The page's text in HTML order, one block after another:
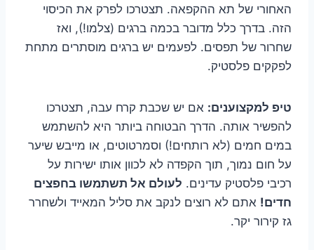
האחורי של תא ההקפאה. תצטרכו לפרק את הכיסוי
הזה. בדרך כלל מדובר בכמה ברגים (צלמו!), ואז
שחרור של תפסים. לפעמים יש ברגים מוסתרים מתחת
לפקקים פלסטיק.
טיפ למקצוענים: אם יש שכבת קרח עבה, תצטרכו
להפשיר אותה. הדרך הבטוחה ביותר היא להשתמש
במים חמים (לא רותחים!) וסמרטוטים, או מייבש שיער
על חום נמוך, תוך הקפדה לא לכוון אותו ישירות על
רכיבי פלסטיק עדינים. לעולם אל תשתמשו בחפצים
חדים! אתם לא רוצים לנקב את סליל המאייד ולשחרר
גז קירור יקר.